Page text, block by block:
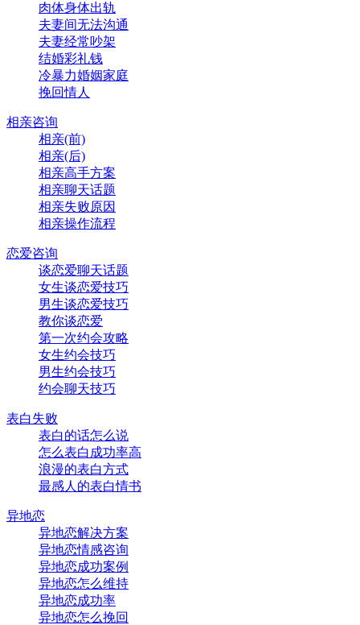
肉体身体出轨
夫妻间无法沟通
夫妻经常吵架
结婚彩礼钱
冷暴力婚姻家庭
挽回情人
相亲咨询
相亲(前)
相亲(后)
相亲高手方案
相亲聊天话题
相亲失败原因
相亲操作流程
恋爱咨询
谈恋爱聊天话题
女生谈恋爱技巧
男生谈恋爱技巧
教你谈恋爱
第一次约会攻略
女生约会技巧
男生约会技巧
约会聊天技巧
表白失败
表白的话怎么说
怎么表白成功率高
浪漫的表白方式
最感人的表白情书
异地恋
异地恋解决方案
异地恋情感咨询
异地恋成功案例
异地恋怎么维持
异地恋成功率
异地恋怎么挽回